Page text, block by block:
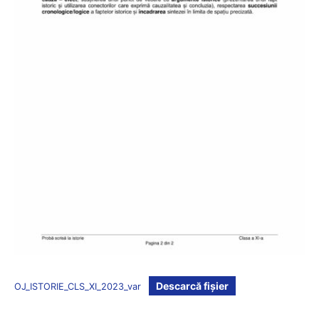
OJ_ISTORIE_CLS_XI_2023_var Descarcă fișier